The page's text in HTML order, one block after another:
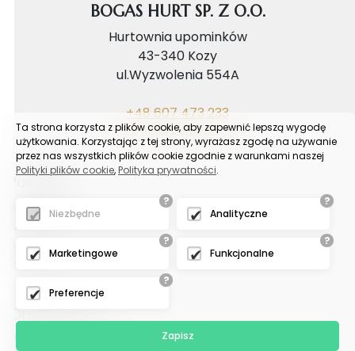
BOGAS HURT SP. Z O.O.
Hurtownia upominków
43-340 Kozy
ul.Wyzwolenia 554A
+48 607 473 233
biuro@bogashurt.pl
Poradnik
Reklamacje
Samouczek
Blog
Ta strona korzysta z plików cookie, aby zapewnić lepszą wygodę
użytkowania. Korzystając z tej strony, wyrażasz zgodę na używanie
przez nas wszystkich plików cookie zgodnie z warunkami naszej
Polityki plików cookie, Polityka prywatności.
?
Niezbędne
?
Analityczne
?
Marketingowe
?
Funkcjonalne
?
Preferencje
Zapisz